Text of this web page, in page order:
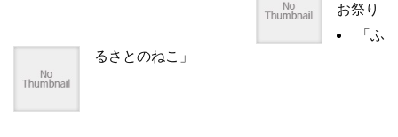
お祭り
「ふ
るさとのねこ」